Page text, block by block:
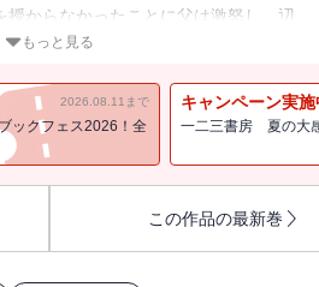
からなかったことに父は激怒し、辺
を追放するのだった……。このことを
ルとともに村人たちの悩みを解決する
していき――。
もっと見る
2026.08.11まで
ックフェス2026！全
キャンペーン実施
一二三書房 夏の大
この作品の最新巻